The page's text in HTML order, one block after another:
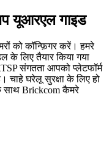
यूआरएल गाइड
को कॉन्फ़िगर करें। हमरे
के लिए तैयार किया गया
संगतता आपको प्लेटफॉर्म
चाहे घरेलू सुरक्षा के लिए हो
साथ Brickcom कैमरे